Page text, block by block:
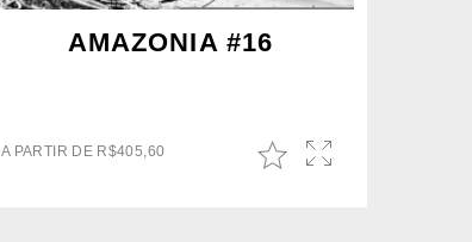
AMAZONIA #16
A PARTIR DE R$405,60